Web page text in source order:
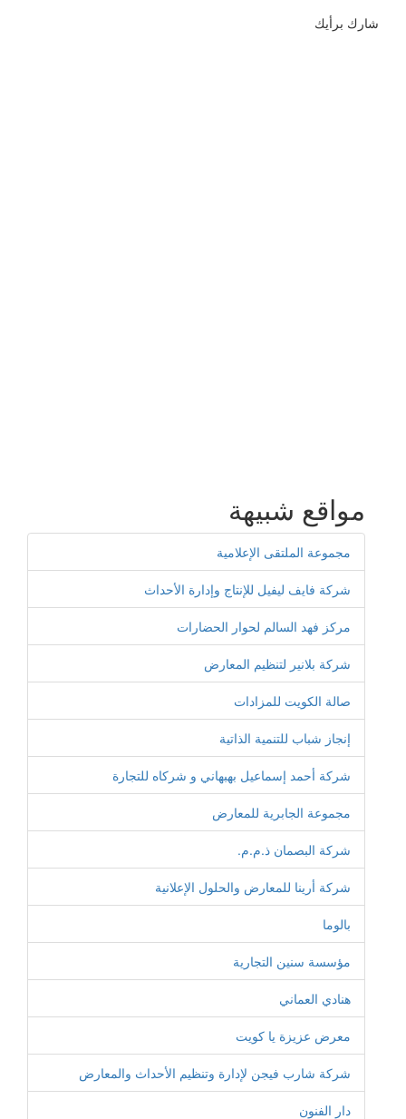
شارك برأيك
مواقع شبيهة
مجموعة الملتقى الإعلامية
شركة فايف ليفيل للإنتاج وإدارة الأحداث
مركز فهد السالم لحوار الحضارات
شركة بلانير لتنظيم المعارض
صالة الكويت للمزادات
إنجاز شباب للتنمية الذاتية
شركة أحمد إسماعيل بهبهاني و شركاه للتجارة
مجموعة الجابرية للمعارض
شركة البصمان ذ.م.م.
شركة أرينا للمعارض والحلول الإعلانية
بالوما
مؤسسة سنين التجارية
هنادي العماني
معرض عزيزة يا كويت
شركة شارب فيجن لإدارة وتنظيم الأحداث والمعارض
دار الفنون